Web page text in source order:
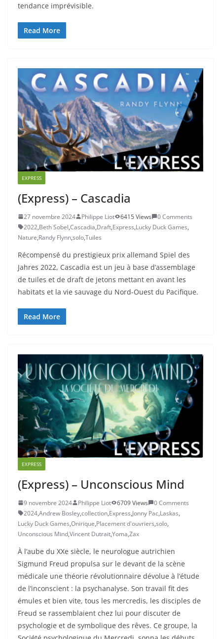
tendance imprévisible.
Read More
EXPRESS
(Express) – Cascadia
27 novembre 2024 Philippe Liot 6415 Views
0 Comments
2022,Beth Sobel,Cascadia,Draft,Express,Lucky Duck Games,
Nature,Randy Flynn,solo,Tuiles
Récompensé du prestigieux prix allemand Spiel des
Jahres 2022, Cascadia est un jeu à base d’assemblage
de tuiles et de draft de jetons mettant en avant les
habitats et la vie sauvage du Nord-Ouest du Pacifique.
Read More
EXPRESS
(Express) – Unconscious Mind
9 novembre 2024 Philippe Liot 6709 Views
0 Comments
2024,Andrew Bosley,collection,Express,Jonny Pac,Laskas,
Lucky Duck Games,Onirique,Placement d'ouvriers,solo,
Unconscious Mind,Vincent Dutrait,Yoma,Zax
À l’aube du XXe siècle, le neurologue autrichien
Sigmund Freud propulsa sur le devant de la scène
médicale une théorie révolutionnaire dévolue à l’étude
de l’inconscient : la psychanalyse. Son travail fit des
émules et bien vite, tous les mercredis, les disciples de
Freud se rassemblaient chez lui pour discuter de
psychologie et de symbolique des rêves. Ce groupe, la